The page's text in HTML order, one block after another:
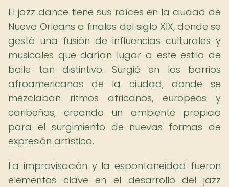
El jazz dance tiene sus raíces en la ciudad de
Nueva Orleans a finales del siglo XIX, donde se
gestó una fusión de influencias culturales y
musicales que darían lugar a este estilo de
baile tan distintivo. Surgió en los barrios
afroamericanos de la ciudad, donde se
mezclaban ritmos africanos, europeos y
caribeños, creando un ambiente propicio
para el surgimiento de nuevas formas de
expresión artística.
La improvisación y la espontaneidad fueron
elementos clave en el desarrollo del jazz